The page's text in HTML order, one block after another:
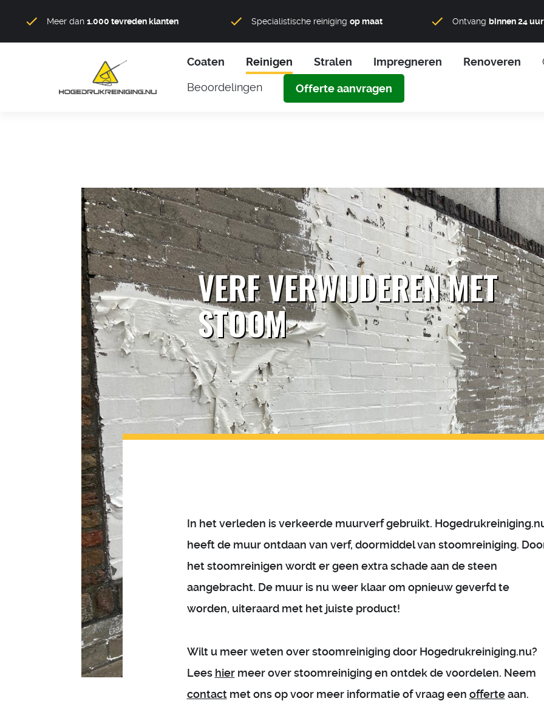
Meer dan 1.000 tevreden klanten Specialistische reiniging op maat Ontvang binnen 24 uur
Coaten Reinigen Stralen Impregneren Renoveren
Beoordelingen
Offerte aanvragen
VERF VERWIJDEREN MET
STOOM
In het verleden is verkeerde muurverf gebruikt.
heeft de muur ontdaan van verf, doormiddel van stoomreiniging.
het stoomreinigen wordt er geen extra schade aan de steen
aangebracht. De muur is nu weer klaar om opnieuw geverfd te
worden, uiteraard met het juiste product!
Wilt u meer weten over stoomreiniging door Hogedrukreiniging.nu?
Lees hiermeer over stoomreiniging en ontdek de voordelen. Neem
contactmet ons op voor meer informatie of vraag een offerteaan.